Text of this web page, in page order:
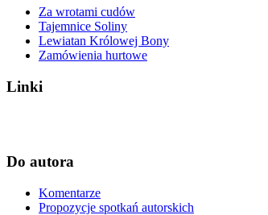
Za wrotami cudów
Tajemnice Soliny
Lewiatan Królowej Bony
Zamówienia hurtowe
Linki
Do autora
Komentarze
Propozycje spotkań autorskich